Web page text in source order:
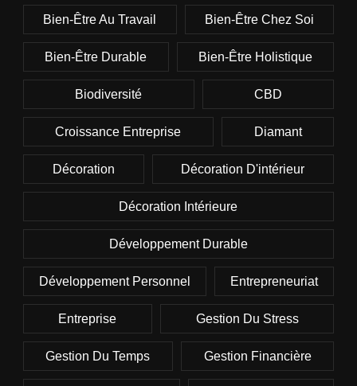
Bien-Être Au Travail Bien-Être Chez Soi
Bien-Être Durable Bien-Être Holistique
Biodiversité CBD
Croissance Entreprise Diamant
Décoration Décoration D'intérieur
Décoration Intérieure
Développement Durable
Développement Personnel Entrepreneuriat
Entreprise Gestion Du Stress
Gestion Du Temps Gestion Financière